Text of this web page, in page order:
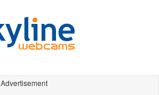
Advertisement